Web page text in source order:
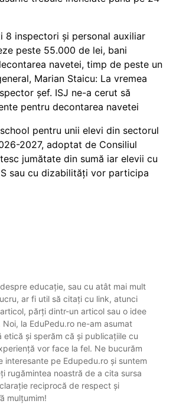
8 inspectori și personal auxiliar
peste 55.000 de lei, bani
navetei, timp de peste un
Marian Staicu: La vremea
șef. ISJ ne-a cerut să
pentru decontarea navetei
pentru unii elevi din sectorul
2027, adoptat de Consiliul
jumătate din sumă iar elevii cu
sau cu dizabilităţi vor participa
educație, sau cu atât mai mult
ar fi util să citați cu link, atunci
părți dintr-un articol sau o idee
la EduPedu.ro ne-am asumat
etică și sperăm că și publicațiile cu
vor face la fel. Ne bucurăm
interesante pe Edupedu.ro și suntem
rugămintea noastră de a cita sursa
reciprocă de respect și
mulțumim!